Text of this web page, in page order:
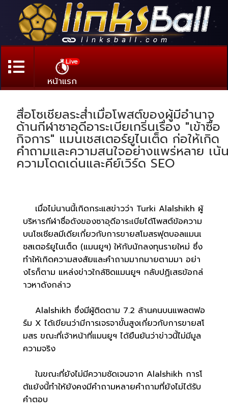
Live
หน้าแรก
สื่อโซเชียลระส่ำเมื่อโพสต์ของผู้มีอำนาจ
ด้านกีฬาซาอุดีอาระเบียเกริ่นเรื่อง "เข้าซื้อ
กิจการ" แมนเชสเตอร์ยูไนเต็ด ก่อให้เกิด
คำถามและความสนใจอย่างแพร่หลาย เน้
ความโดดเด่นและคีย์เวิร์ด SEO
เมื่อไม่นานนี้เกิดกระแสข่าวว่า Turki Alalshikh ผู้
บริหารกีฬาชื่อดังของซาอุดีอาระเบียได้โพสต์ข้อความ
บนโซเชียลมีเดียเกี่ยวกับการขายสโมสรฟุตบอลแมนเ
ชสเตอร์ยูไนเต็ด (แมนยูฯ) ให้กับนักลงทุนรายใหม่ ซึ่ง
ทำให้เกิดความสงสัยและคำถามมากมายตามมา อย่า
งไรก็ตาม แหล่งข่าวใกล้ชิดแมนยูฯ กลับปฏิเสธข้อกล่
าวหาดังกล่าว
Alalshikh ซึ่งมีผู้ติดตาม 7.2 ล้านคนบนแพลตฟอ
ร์ม X ได้เขียนว่ามีการเจรจาขั้นสูงเกี่ยวกับการขายสโ
มสร ขณะที่เจ้าหน้าที่แมนยูฯ ได้ยืนยันว่าข่าวนี้ไม่มีมูล
ความจริง
ในขณะที่ยังไม่มีความชัดเจนจาก Alalshikh การโ
ต้แย้งนี้ทำให้ยังคงมีคำถามหลายคำถามที่ยังไม่ได้รับ
คำตอบ